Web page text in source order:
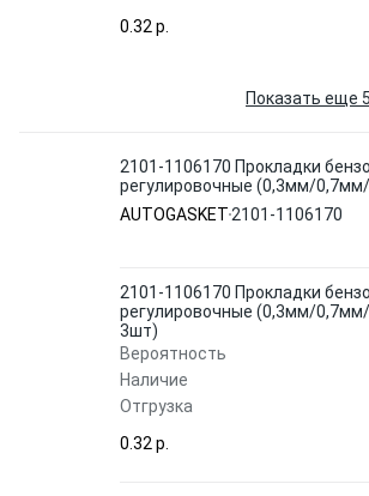
0.32 p.
Показать еще
2101-1106170 Прокладки
регулировочные (0,3мм/
ВАЗ (к-т 3шт) AUTOGASKET
AUTOGASKET 2101-1106170
2101-1106170 Прокладки
регулировочные (0,3мм/
3шт)
Вероятность
Наличие
Отгрузка
0.32 p.